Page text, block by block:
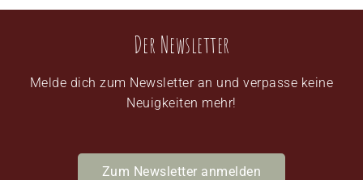
Der Newsletter
Melde dich zum Newsletter an und verpasse keine
Neuigkeiten mehr!
Zum Newsletter anmelden